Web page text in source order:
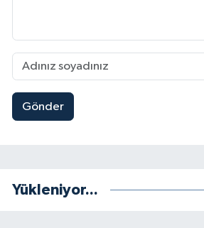
Gönder
Yükleniyor...